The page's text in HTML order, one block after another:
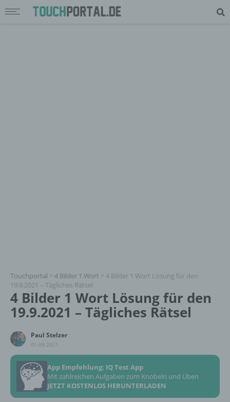
Touchportal > 4 Bilder 1 Wort > 4 Bilder 1 Wort Lösung für den
19.9.2021 – Tägliches Rätsel
4 Bilder 1 Wort Lösung für den
19.9.2021 – Tägliches Rätsel
Paul Stelzer
01.09.2021
App Empfehlung: IQ Test App
Mit zahlreichen Aufgaben zum Knobeln und Üben
JETZT KOSTENLOS HERUNTERLADEN